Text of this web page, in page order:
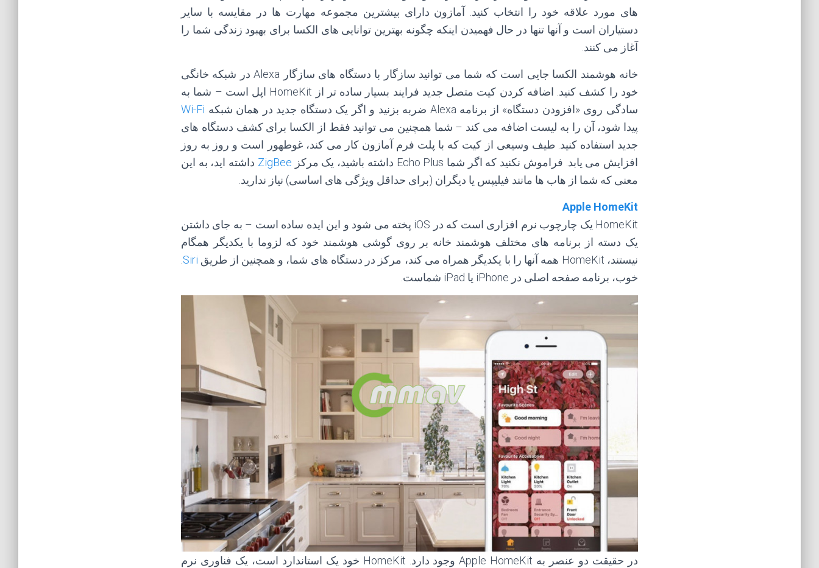
های مورد علاقه خود را انتخاب کنید. آمازون دارای بیشترین مجموعه مهارت ها در مقایسه با سایر
دستیاران است و آنها تنها در حال فهمیدن اینکه چگونه بهترین توانایی های الکسا برای بهبود زندگی شما را
آغاز می کنند.
خانه هوشمند الکسا جایی است که شما می توانید سازگار با دستگاه های سازگار Alexa در شبکه خانگی
خود را کشف کنید. اضافه کردن کیت متصل جدید فرایند بسیار ساده تر از HomeKit اپل است – شما به
سادگی روی «افزودن دستگاه» از برنامه Alexa ضربه بزنید و اگر یک دستگاه جدید در همان شبکه
Wi-Fi
پیدا شود، آن را به لیست اضافه می کند – شما همچنین می توانید فقط از الکسا برای کشف دستگاه های
جدید استفاده کنید. طیف وسیعی از کیت که با پلت فرم آمازون کار می کند، غوطهور است و روز به روز
افزایش می یابد. فراموش نکنید که اگر شما Echo Plus داشته باشید، یک مرکز
ZigBee داشته اید، به این
معنی که شما از هاب ها مانند فیلیپس یا دیگران (برای حداقل ویژگی های اساسی) نیاز ندارید.
Apple HomeKit
HomeKit یک چارچوب نرم افزاری است که در iOS پخته می شود و این ایده ساده است – به جای داشتن
یک دسته از برنامه های مختلف هوشمند خانه بر روی گوشی هوشمند خود که لزوما با یکدیگر همگام
نیستند، HomeKit همه آنها را با یکدیگر همراه می کند، مرکز در دستگاه های شما، و همچنین از طریق
Siri
خوب، برنامه صفحه اصلی در iPhone یا iPad شماست.
در حقيقت دو عنصر به Apple HomeKit وجود دارد. HomeKit خود یک استاندارد است، یک فناوری نرم